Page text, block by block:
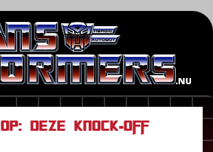
Deze knock-off